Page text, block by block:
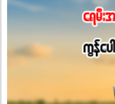
Potassium 8%က အပင်
အရသာ ပိုမိုကောင်းမွန်စေ
အာဟာရဓာတ်စုပ်ယူမှုကောင်
အကျိုးကျေးဇူးများစွာကိုရ
အားလုံးမှာ အသုံးပြုနိုင်တယ်
မလို့ အတွေးမများဘဲ သီးနှံ